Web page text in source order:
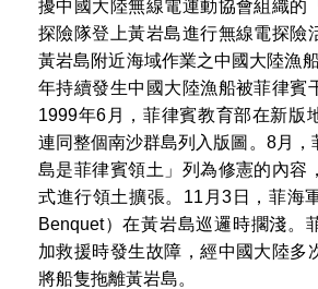
擾中國大陸無線電運動協會組織的
探險隊登上黃岩島進行無線電探險
黃岩島附近海域作業之中國大陸漁
年持續發生中國大陸漁船被菲律賓
1999年6月，菲律賓教育部在新版
連同整個南沙群島列入版圖。8月，
島是菲律賓領土」列為修憲的內容
式進行領土擴張。11月3日，菲海
Benquet）在黃岩島巡邏時擱淺。
加救援時發生故障，經中國大陸多
將船隻拖離黃岩島。